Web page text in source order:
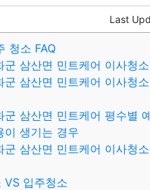
Last
청소 FAQ
군 삼산면 민트케어 이사청
군 삼산면 민트케어 이사청
군 삼산면 민트케어 평수별
이 생기는 경우
군 삼산면 민트케어 이사청
VS 입주청소